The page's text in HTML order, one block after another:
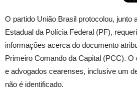
O partido União Brasil protocolou, junto
Estadual da Polícia Federal (PF),
informações acerca do documento
Primeiro Comando da Capital (PCC).
e advogados cearenses, inclusive um
não é identificado.